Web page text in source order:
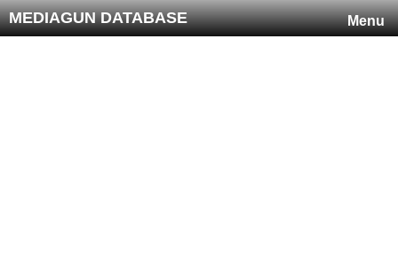
Menu
MEDIAGUN DATABASE